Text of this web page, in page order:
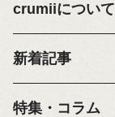
crumiiについて
新着記事
特集・コラム